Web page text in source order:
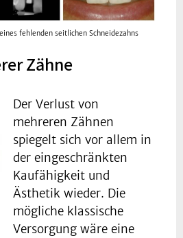
fehlenden seitlichen Schneidezahns
Zähne
Der Verlust von
mehreren Zähnen
spiegelt sich vor allem in
der eingeschränkten
Kaufähigkeit und
Ästhetik wieder. Die
mögliche klassische
Versorgung wäre eine